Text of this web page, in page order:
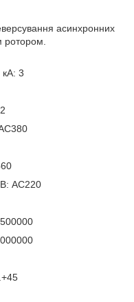
асинхронних
ротором.
3
AC220